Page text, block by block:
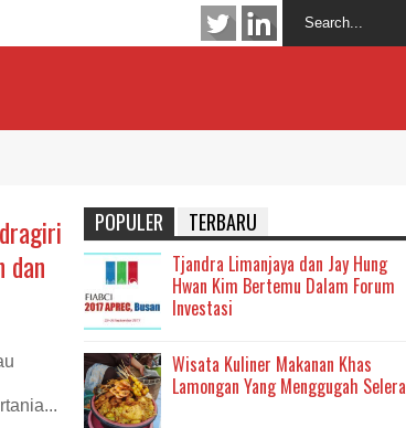
dan
POPULER TERBARU
Tjandra Limanjaya dan Jay Hung
Hwan Kim Bertemu Dalam Forum
Investasi
Wisata Kuliner Makanan Khas
Lamongan Yang Menggugah Selera